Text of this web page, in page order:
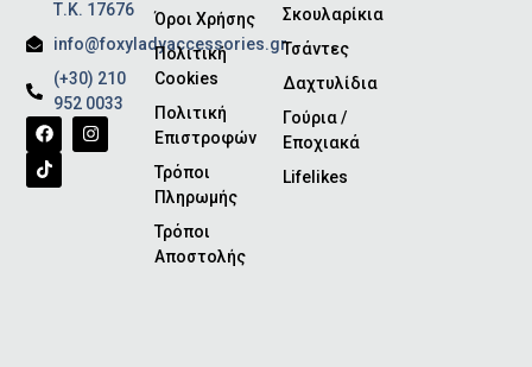
Τ.Κ. 17676
info@foxyladyaccessories.gr
(+30) 210
952 0033
Σκουλαρίκια
Τσάντες
Δαχτυλίδια
Γούρια /
Εποχιακά
Lifelikes
Όροι Χρήσης
Πολιτική
Cookies
Πολιτική
Επιστροφών
Τρόποι
Πληρωμής
Τρόποι
Αποστολής